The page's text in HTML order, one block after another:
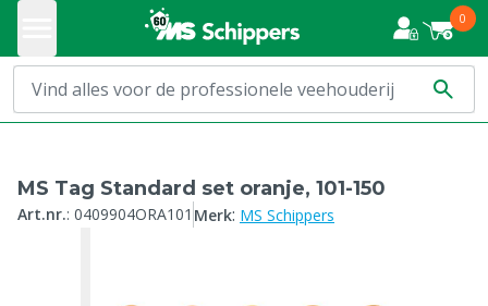
0
MS Tag Standard set oranje, 101-150
Art.nr.: 0409904ORA101 Merk: MS Schippers